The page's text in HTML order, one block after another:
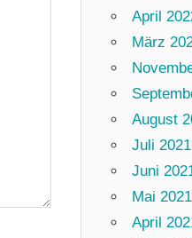
April
März
August
Juli 2021
Juni
Mai 2021
April